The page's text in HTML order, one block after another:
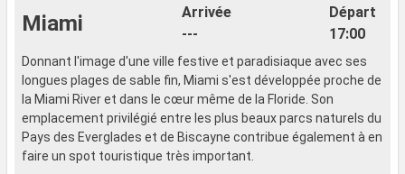
Miami
Arrivée
---
Départ
17:00
Donnant l'image d'une ville festive et paradisiaque avec ses
longues plages de sable fin, Miami s'est développée proche de
la Miami River et dans le cœur même de la Floride. Son
emplacement privilégié entre les plus beaux parcs naturels du
Pays des Everglades et de Biscayne contribue également à en
faire un spot touristique très important.